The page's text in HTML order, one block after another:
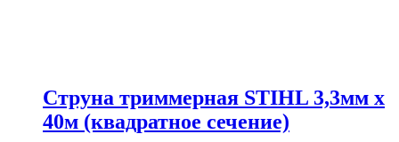
Струна триммерная STIHL 3,3мм х
40м (квадратное сечение)